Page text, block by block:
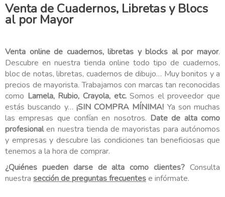
Venta de Cuadernos, Libretas y Blocs
al por Mayor
Venta online de cuadernos, libretas y blocks al por mayor.
Descubre en nuestra tienda online todo tipo de cuadernos,
bloc de notas, libretas, cuadernos de dibujo… Muy bonitos y a
precios de mayorista. Trabajamos con marcas tan reconocidas
como Lamela, Rubio, Crayola, etc.Somos el proveedor que
estás buscando y… ¡SIN COMPRA MÍNIMA! Ya son muchas
las empresas que confían en nosotros. Date de alta como
profesionalen nuestra tienda de mayoristas para autónomos
y empresas y descubre las condiciones tan beneficiosas que
tenemos a la hora de comprar.
¿Quiénes pueden darse de alta como clientes? Consulta
nuestra sección de preguntas frecuentese infórmate.